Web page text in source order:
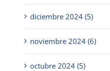
diciembre 2024 (5)
noviembre 2024 (6)
octubre 2024 (5)